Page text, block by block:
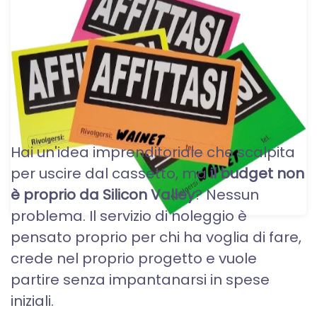
SITI WEB A NOLEGGIO O
IN AFFITTO
Hai un'idea imprenditoriale che scalpita
per uscire dal cassetto, mail budget non
è proprio da Silicon Valley? Nessun
problema. Il servizio di noleggio è
pensato proprio per chi ha voglia di fare,
crede nel proprio progetto e vuole
partire senza impantanarsi in spese
iniziali.